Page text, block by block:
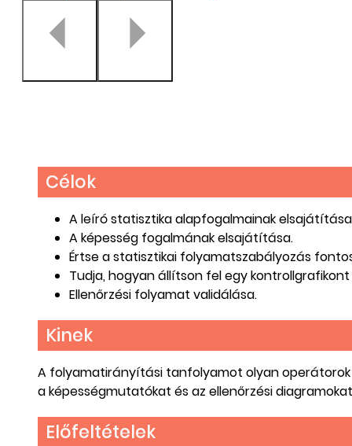
Célok
A leíró statisztika alapfogalmainak
A képesség fogalmának elsajátítása.
Értse a statisztikai folyamatszabályozás
Tudja, hogyan állítson fel egy
Ellenőrzési folyamat validálása.
Kinek
A folyamatirányítási tanfolyamot olyan operátorok
a képességmutatókat és az ellenőrzési
Előfeltételek